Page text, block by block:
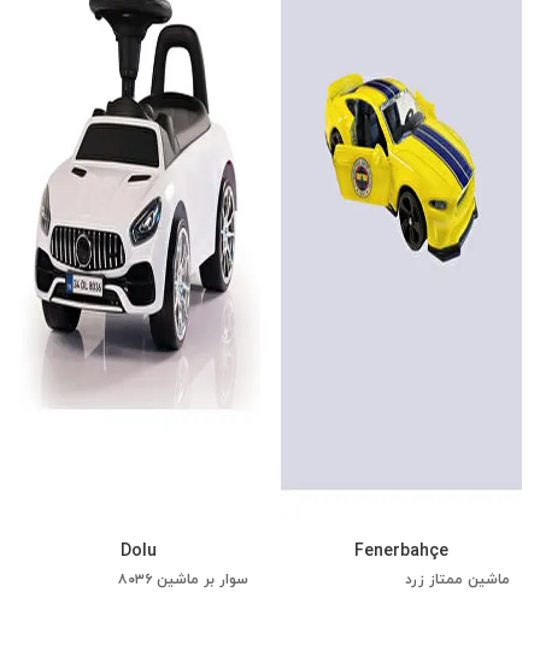
Fenerbahçe
ماشین ممتاز زرد
Dolu
سوار بر ماشین ۸۰۳۶